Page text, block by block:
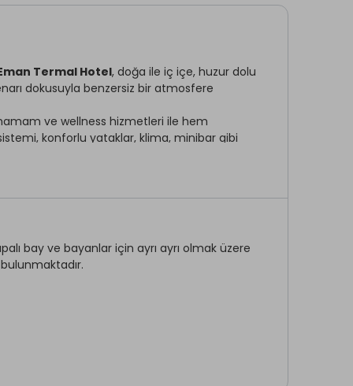
Termal Hotel, doğa ile iç içe, huzur dolu
dokusuyla benzersiz bir atmosfere
ve wellness hizmetleri ile hem
konforlu yataklar, klima, minibar gibi
Hizmetleri
rahatsızlıklar gibi konulara iyi gelen
bay ve bayanlar için ayrı ayrı olmak üzere